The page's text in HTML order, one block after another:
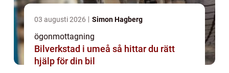
03 augusti 2026 Simon Hagberg
ögonmottagning
Bilverkstad i umeå så hittar du rätt
hjälp för din bil